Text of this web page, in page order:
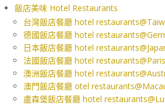
飯店美味 Hotel Restaurants
台灣飯店餐廳 hotel
德國飯店餐廳 hotel
日本飯店餐廳 hotel
法國飯店餐廳 hotel restaurants@Paris
澳洲飯店餐廳 hotel
澳門飯店餐廳 otel
盧森堡飯店餐廳 hotel